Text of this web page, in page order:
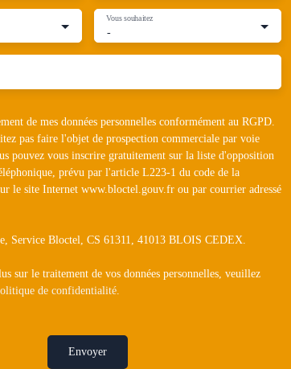
-
Vous souhaitez
de mes données personnelles conformément au RGPD.
pas faire l'objet de prospection commerciale par voie
pouvez vous inscrire gratuitement sur la liste d'opposition
prévu par l'article L223-1 du code de la
le site Internet www.bloctel.gouv.fr ou par courrier adressé
Service Bloctel, CS 61311, 41013 BLOIS CEDEX.
sur le traitement de vos données personnelles, veuillez
de confidentialité
Envoyer